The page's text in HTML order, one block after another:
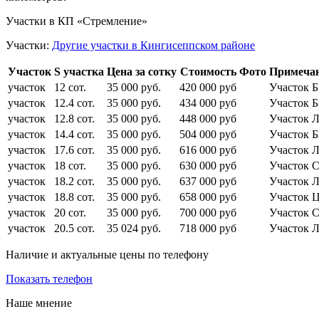
Участки в КП «Стремление»
Участки: Другие участки в Кингисеппском районе
Участок S участка Цена за сотку Стоимость Фото
участок
12 сот. 35 000 руб. 420 000 руб
Участок
участок
12.4 сот. 35 000 руб. 434 000 руб
Участок
участок
12.8 сот. 35 000 руб. 448 000 руб
Участок
участок
14.4 сот. 35 000 руб. 504 000 руб
Участок
участок
17.6 сот. 35 000 руб. 616 000 руб
Участок
участок
18 сот. 35 000 руб. 630 000 руб
Участок
участок
18.2 сот. 35 000 руб. 637 000 руб
Участок
участок
18.8 сот. 35 000 руб. 658 000 руб
Участок
участок
20 сот. 35 000 руб. 700 000 руб
Участок
участок
20.5 сот. 35 024 руб. 718 000 руб Участок
Наличие и актуальные цены по телефону
Показать телефон
Наше мнение